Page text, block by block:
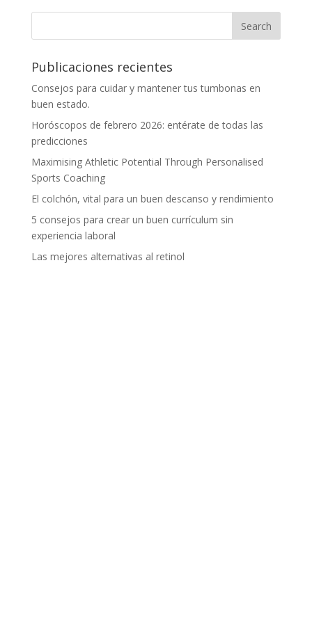
Publicaciones recientes
Consejos para cuidar y mantener tus tumbonas en
buen estado.
Horóscopos de febrero 2026: entérate de todas las
predicciones
Maximising Athletic Potential Through Personalised
Sports Coaching
El colchón, vital para un buen descanso y rendimiento
5 consejos para crear un buen currículum sin
experiencia laboral
Las mejores alternativas al retinol